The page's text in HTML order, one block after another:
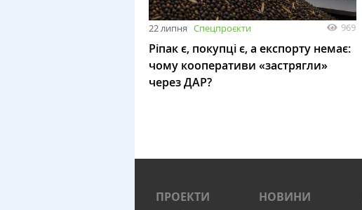
22 липня Спецпроєкти 969
Ріпак є, покупці є, а експорту немає:
чому кооперативи «застрягли»
через ДАР?
ПРОЕКТИ НОВИНИ